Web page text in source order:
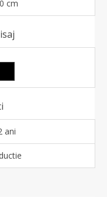
cm
ani